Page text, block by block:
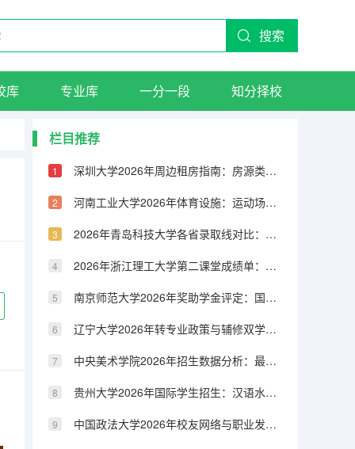
搜索
库 专业库 一分一段 知分择校
栏目推荐
深圳大学2026年周边租房指南：房源类型、租金水平与交通配套
河南工业大学2026年体育设施：运动场馆、健身房与体育课程
2026年青岛科技大学各省录取线对比：物理类与历史类分数差异分析
2026年浙江理工大学第二课堂成绩单：社会实践、志愿服务与素质拓展
南京师范大学2026年奖助学金评定：国家奖学金、励志奖学金与助学金
辽宁大学2026年转专业政策与辅修双学位：申请条件与流程
中央美术学院2026年招生数据分析：最低分、最高分与平均分一览
贵州大学2026年国际学生招生：汉语水平要求与学历认证
中国政法大学2026年校友网络与职业发展：校友会资源与行业导师计划